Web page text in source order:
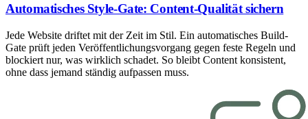
Automatisches Style-Gate: Content-Qualität sichern
Jede Website driftet mit der Zeit im Stil. Ein automatisches Build-
Gate prüft jeden Veröffentlichungsvorgang gegen feste Regeln und
blockiert nur, was wirklich schadet. So bleibt Content konsistent,
ohne dass jemand ständig aufpassen muss.